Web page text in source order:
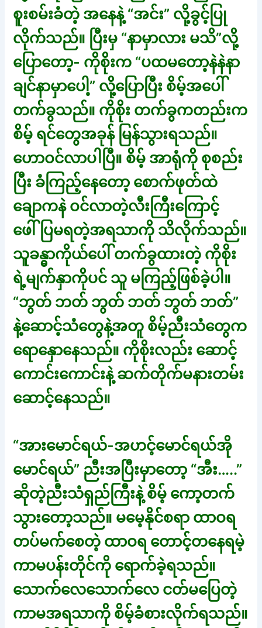
စူးစမ်းခံတဲ့ အနေနဲ့ “အင်း” လို့ခွင့်ပြု
လိုက်သည်။ ပြီးမှ “နာမှာလား မသိ”လို့
ပြောတော့- ကိုစိုးက “ပထမတော့နဲနဲနာ
ချင်နာမှာပေါ့” လို့ပြောပြီး စိမ့်အပေါ်
တက်ခွသည်။ ကိုစိုး တက်ခွကတည်းက
စိမ့် ရင်တွေအခုန် မြန်သွားရသည်။
ဟောဝင်လာပါပြီ။ စိမ့် အာရုံကို စုစည်း
ပြီး ခံကြည့်နေတော့ စောက်ဖုတ်ထဲ
ချောကနဲ ဝင်လာတဲ့လီးကြီးကြောင့်
ဖေါ်ပြမရတဲ့အရသာကို သိလိုက်သည်။
သူခန္ဓာကိုယ်ပေါ် တက်ခွထားတဲ့ ကိုစိုး
ရဲ့မျက်နှာကိုပင် သူ မကြည့်ဖြစ်ခဲ့ပါ။
“ဘွတ် ဘတ် ဘွတ် ဘတ် ဘွတ် ဘတ်”
နဲ့ဆောင့်သံတွေနဲ့အတူ စိမ့်ညီးသံတွေက
ရောနှောနေသည်။ ကိုစိုးလည်း ဆောင့်
ကောင်းကောင်းနဲ့ ဆက်တိုက်မနားတမ်း
ဆောင့်နေသည်။
“အားမောင်ရယ်-အဟင့်မောင်ရယ်အို
မောင်ရယ်” ညီးအပြီးမှာတော့ “အီး…..”
ဆိုတဲ့ညီးသံရှည်ကြီးနဲ့ စိမ့် ကော့တက်
သွားတော့သည်။ မမေ့နိုင်စရာ ထာဝရ
တပ်မက်စေတဲ့ ထာဝရ တောင့်တနေရမဲ့
ကာမပန်းတိုင်ကို ရောက်ခဲ့ရသည်။
သောက်လေသောက်လေ ငတ်မပြေတဲ့
ကာမအရသာကို စိမ့်ခံစားလိုက်ရသည်။